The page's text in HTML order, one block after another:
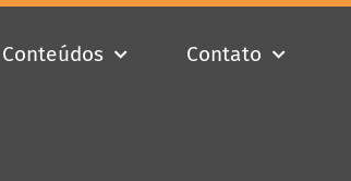
Conteúdos Contato